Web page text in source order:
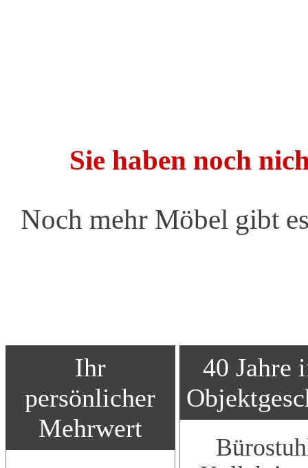
Sie haben noch
Noch mehr Möbel gibt
Ihr
persönlicher
Mehrwert
40 Jahre